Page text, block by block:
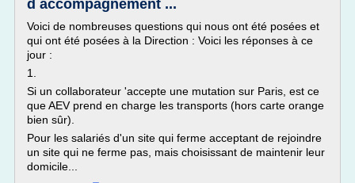
d accompagnement ...
Voici de nombreuses questions qui nous ont été posées et
qui ont été posées à la Direction : Voici les réponses à ce
jour :
1.
Si un collaborateur 'accepte une mutation sur Paris, est ce
que AEV prend en charge les transports (hors carte orange
bien sûr).
Pour les salariés d'un site qui ferme acceptant de rejoindre
un site qui ne ferme pas, mais choisissant de maintenir leur
domicile...